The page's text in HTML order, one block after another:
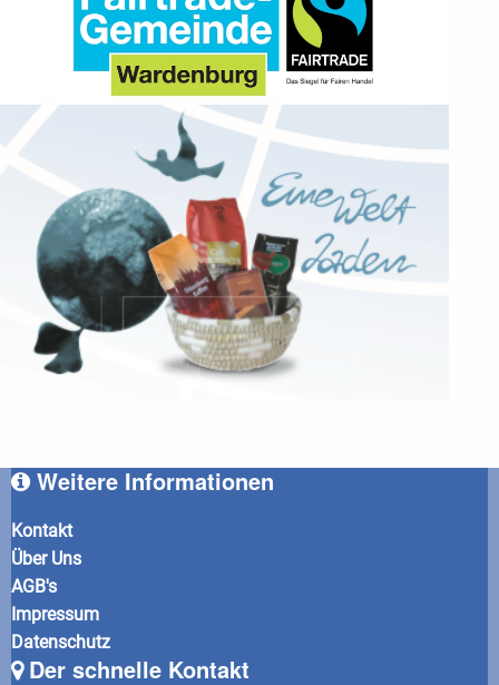
Weitere Informationen
Kontakt
Über Uns
AGB's
Impressum
Datenschutz
Der schnelle Kontakt